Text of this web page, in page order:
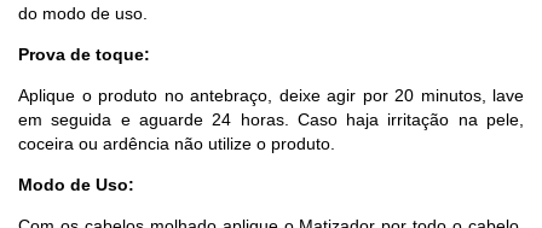
do modo de uso.
Prova de toque:
Aplique o produto no antebraço, deixe agir por 20 minutos, lave
em seguida e aguarde 24 horas. Caso haja irritação na pele,
coceira ou ardência não utilize o produto.
Modo de Uso: